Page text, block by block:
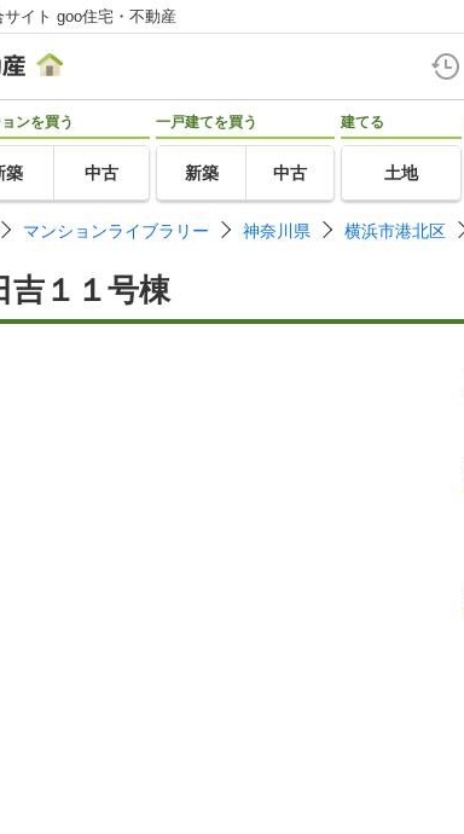
イト goo住宅・不動産
ンを買う
築 中古
一戸建てを買う
新築 中古
建てる
土地
マンションライブラリー 神奈川県 横浜市港北区
吉１１号棟